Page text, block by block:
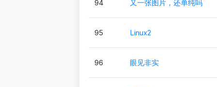
94 又一张图片，还单纯吗
95 Linux2
96 眼见非实